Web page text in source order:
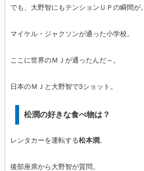
でも、大野智にもテンションＵＰの瞬間が。
マイケル・ジャクソンが通った小学校。
ここに世界のＭＪが通ったんだ～。
日本のＭＪと大野智で3ショット。
松潤の好きな食べ物は？
レンタカーを運転する松本潤。
後部座席から大野智が質問。